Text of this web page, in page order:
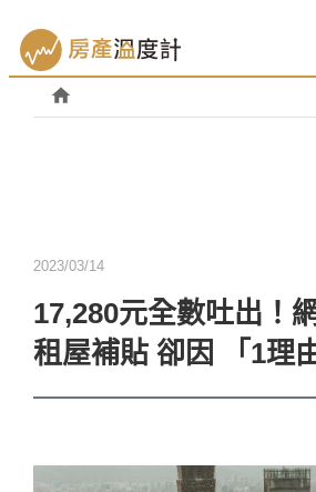
2023/03/14
17,280元全數吐出！
租屋補貼 卻因 「1理